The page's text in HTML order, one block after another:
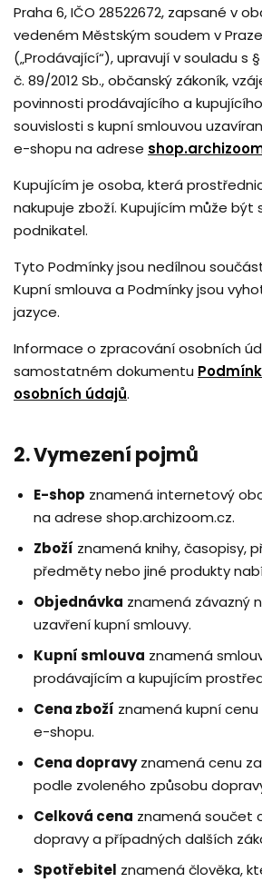
Praha 6, IČO 28522672, zapsané v
vedeném Městským soudem v Praze,
(„Prodávající“), upravují v souladu s §
č. 89/2012 Sb., občanský zákoník,
povinnosti prodávajícího a
souvislosti s kupní smlouvou
e-shopu na adrese
Kupujícím je osoba, která
nakupuje zboží. Kupujícím může
podnikatel.
Tyto Podmínky jsou nedílnou
Kupní smlouva a Podmínky jsou
jazyce.
Informace o zpracování osobních
samostatném dokumentu
osobních údajů.
2. Vymezení pojmů
E-shop znamená internetový
na adrese shop.archizoom.cz.
Zboží znamená knihy, časopisy,
předměty nebo jiné produkty
Objednávka znamená závazný
uzavření kupní smlouvy.
Kupní smlouva znamená
prodávajícím a kupujícím
Cena zboží znamená kupní
e-shopu.
Cena dopravyznamená cenu
podle zvoleného způsobu
Celková cena znamená součet
dopravy a případných dalších
Spotřebitel znamená člověka,